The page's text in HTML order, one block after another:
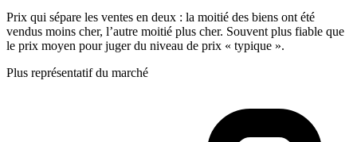
Prix qui sépare les ventes en deux : la moitié des biens ont été
vendus moins cher, l’autre moitié plus cher. Souvent plus fiable que
le prix moyen pour juger du niveau de prix « typique ».
Plus représentatif du marché